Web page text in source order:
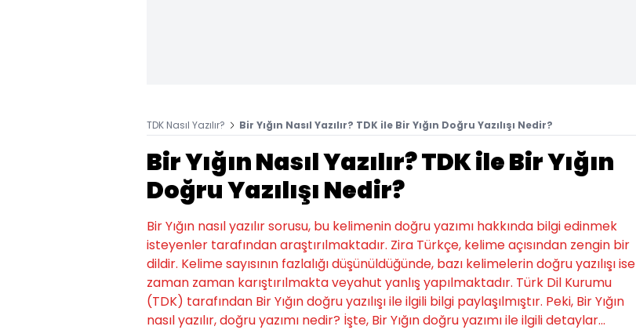
TDK Nasıl Yazılır? Bir Yığın Nasıl Yazılır? TDK ile Bir Yığın Doğru Yazılışı Nedir?
Bir Yığın Nasıl Yazılır? TDK ile Bir Yığın
Doğru Yazılışı Nedir?
Bir Yığın nasıl yazılır sorusu, bu kelimenin doğru yazımı hakkında bilgi edinmek
isteyenler tarafından araştırılmaktadır. Zira Türkçe, kelime açısından zengin bir
dildir. Kelime sayısının fazlalığı düşünüldüğünde, bazı kelimelerin doğru yazılışı ise
zaman zaman karıştırılmakta veyahut yanlış yapılmaktadır. Türk Dil Kurumu
(TDK) tarafından Bir Yığın doğru yazılışı ile ilgili bilgi paylaşılmıştır. Peki, Bir Yığın
nasıl yazılır, doğru yazımı nedir? İşte, Bir Yığın doğru yazımı ile ilgili detaylar...